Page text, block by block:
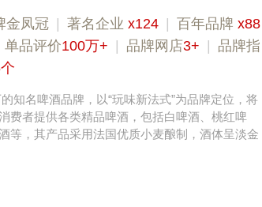
金凤冠 著名企业 x124 百年品牌 x88
单品评价100万+ 品牌网店3+
品牌指
知名啤酒品牌，以“玩味新法式”为品牌定位，将
费者提供各类精品啤酒，包括白啤酒、桃红啤
等，其产品采用法国优质小麦酿制，酒体呈淡金